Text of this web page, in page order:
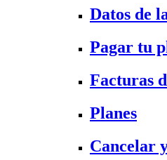
Datos de
Pagar tu
Facturas
Planes
Cancelar